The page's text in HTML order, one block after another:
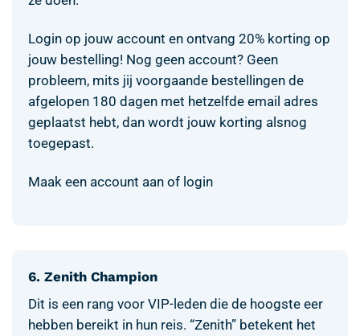
Login op jouw account en ontvang 20% korting op
jouw bestelling! Nog geen account? Geen
probleem, mits jij voorgaande bestellingen de
afgelopen 180 dagen met hetzelfde email adres
geplaatst hebt, dan wordt jouw korting alsnog
toegepast.
Maak een account aan of login
6. Zenith Champion
Dit is een rang voor VIP-leden die de hoogste eer
hebben bereikt in hun reis. “Zenith” betekent het